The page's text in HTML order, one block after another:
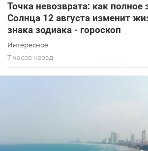
Точка невозврата: как полное
Солнца 12 августа изменит
знака зодиака - гороскоп
Интересное
7 часов назад